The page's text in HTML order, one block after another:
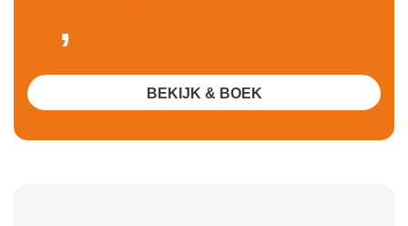
,
BEKIJK & BOEK